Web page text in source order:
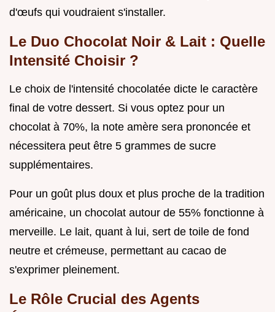
d'œufs qui voudraient s'installer.
Le Duo Chocolat Noir & Lait : Quelle
Intensité Choisir ?
Le choix de l'intensité chocolatée dicte le caractère
final de votre dessert. Si vous optez pour un
chocolat à 70%, la note amère sera prononcée et
nécessitera peut être 5 grammes de sucre
supplémentaires.
Pour un goût plus doux et plus proche de la tradition
américaine, un chocolat autour de 55% fonctionne à
merveille. Le lait, quant à lui, sert de toile de fond
neutre et crémeuse, permettant au cacao de
s'exprimer pleinement.
Le Rôle Crucial des Agents